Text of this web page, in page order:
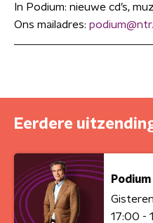
In Podium: nieuwe cd’s,
Ons mailadres:
Eerdere
Podium
Gisteren
17:00 -